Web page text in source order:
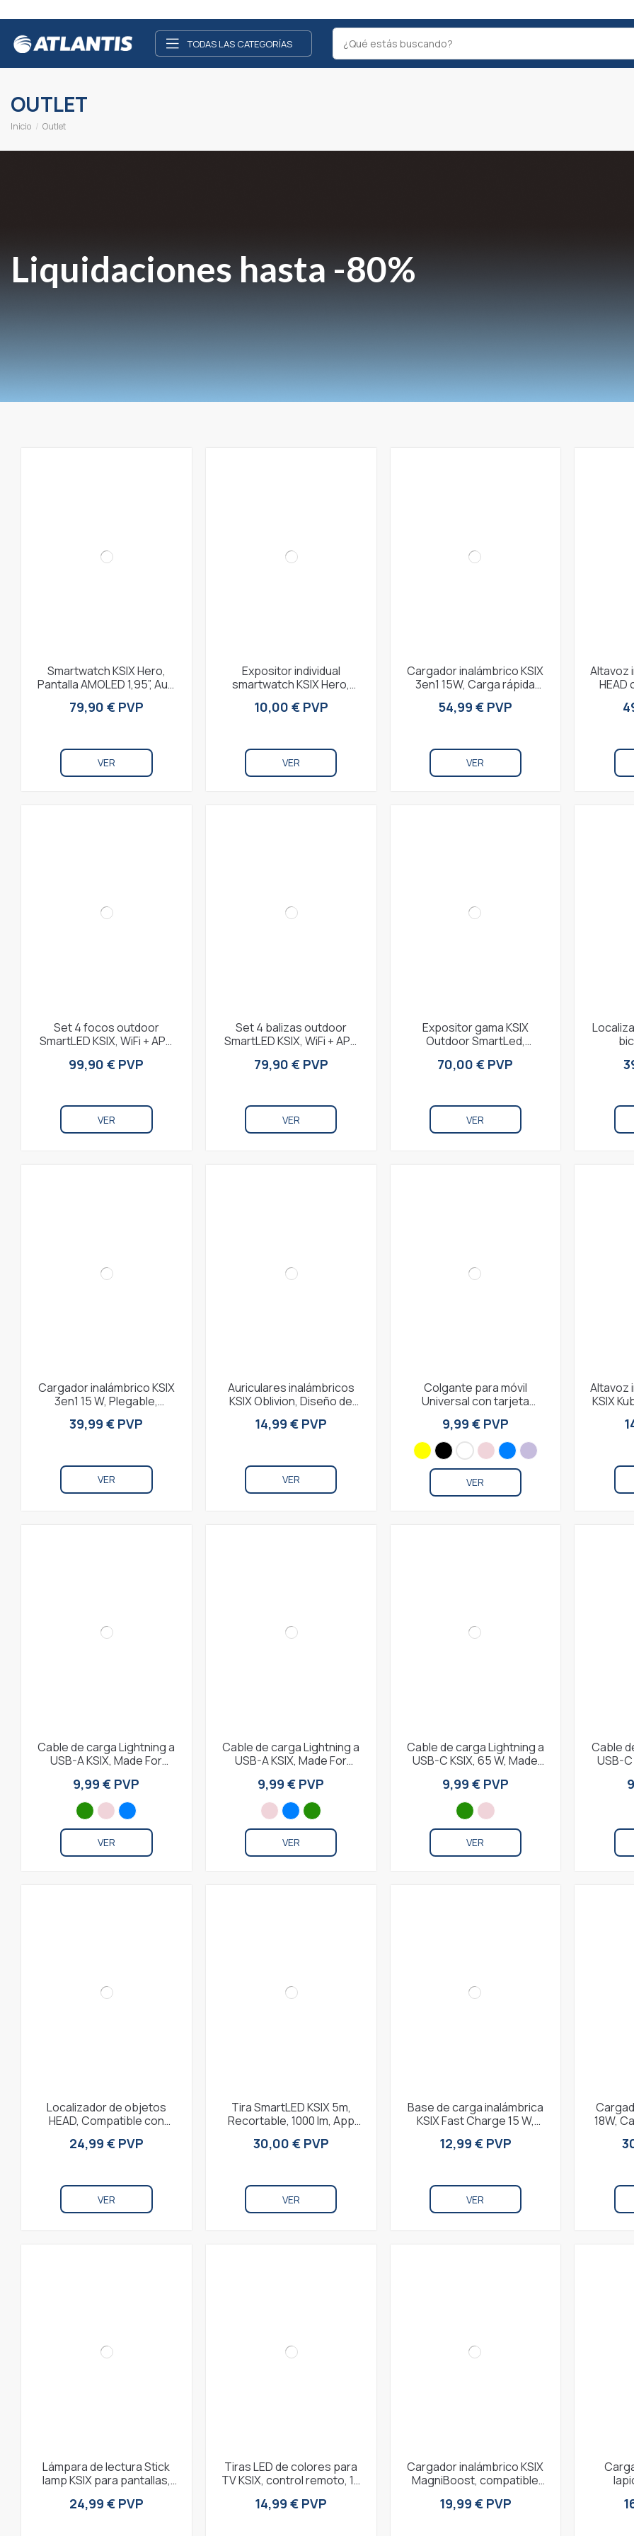
TODAS LAS CATEGORÍAS
OUTLET
Inicio Outlet
Liquidaciones hasta -80%
Smartwatch KSIX Hero,
Pantalla AMOLED 1,95”, Aut.
salud,...
79,90 € PVP
VER
Expositor individual
smartwatch KSIX Hero,
14 x 10 cm, PVC
10,00 € PVP
VER
Cargador inalámbrico KSIX
3en1 15W, Carga rápida
smartphones Qi, Apple...
54,99 € PVP
VER
Altavoz
Set 4 focos outdoor
SmartLED KSIX, WiFi + APP
RGBWIC, IP65,...
99,90 € PVP
VER
Set 4 balizas outdoor
SmartLED KSIX, WiFi + APP
RGBWIC,...
79,90 € PVP
VER
Expositor gama KSIX
Outdoor SmartLed,
segundos, 145 x 51 x 51,5
70,00 € PVP
VER
Cargador inalámbrico KSIX
3en1 15 W, Plegable,
Carga rápida, Para...
39,99 € PVP
VER
Auriculares inalámbricos
KSIX Oblivion, Diseño de
Control...
14,99 € PVP
VER
Colgante para móvil
Universal con tarjeta
Amarillo
9,99 € PVP
VER
Altavoz
KSIX
Cable de carga Lightning a
USB-A KSIX, Made For
rápida y...
9,99 € PVP
VER
Cable de carga Lightning a
USB-A KSIX, Made For
rápida y...
9,99 € PVP
VER
Cable de carga Lightning a
USB-C KSIX, 65 W, Made
rápida y...
9,99 € PVP
VER
Cable
USB-
Localizador de objetos
HEAD, Compatible con
IP66, Negro
24,99 € PVP
VER
Tira SmartLED KSIX 5m,
Recortable, 1000 lm, App
Google Home,...
30,00 € PVP
VER
Base de carga inalámbrica
KSIX Fast Charge 15 W,
auriculares Qi,...
12,99 € PVP
VER
18W,
Lámpara de lectura Stick
lamp KSIX para pantallas,
cálida, Luz fría
24,99 € PVP
Tiras LED de colores para
TV KSIX, control remoto, 16
dinámicos, 6...
14,99 € PVP
Cargador inalámbrico KSIX
MagniBoost, compatible
Charging 2.0,...
19,99 € PVP